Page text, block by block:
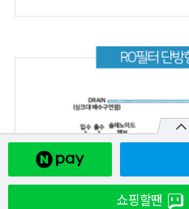
쇼핑할땐